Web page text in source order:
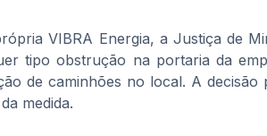
VIBRA Energia, a Justiça de
tipo obstrução na portaria da
de caminhões no local. A decisão
medida.